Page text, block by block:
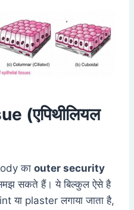
(एपिथीलियल
का outer security
सकते हैं। ये बिल्कुल ऐसे है
या plaster लगाया जाता है,